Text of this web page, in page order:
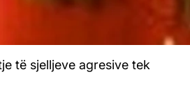
të sjelljeve agresive tek